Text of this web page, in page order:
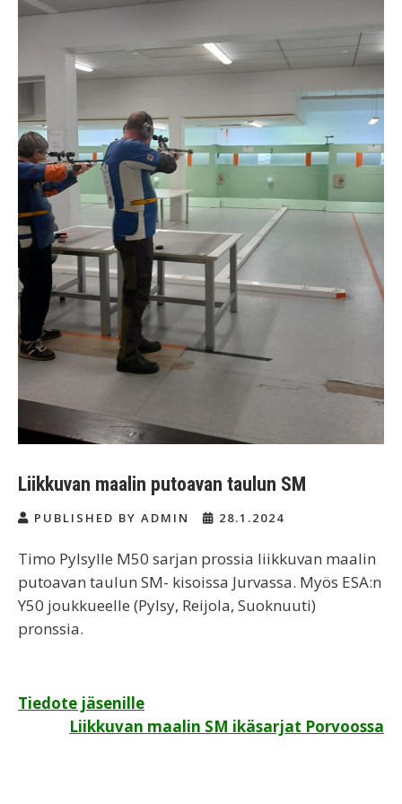
Liikkuvan maalin putoavan taulun SM
PUBLISHED BY ADMIN 28.1.2024
Timo Pylsylle M50 sarjan prossia liikkuvan maalin
putoavan taulun SM- kisoissa Jurvassa. Myös ESA:n
Y50 joukkueelle (Pylsy, Reijola, Suoknuuti)
pronssia.
Artikkelien
selaus
Tiedote jäsenille
Liikkuvan maalin SM ikäsarjat Porvoossa